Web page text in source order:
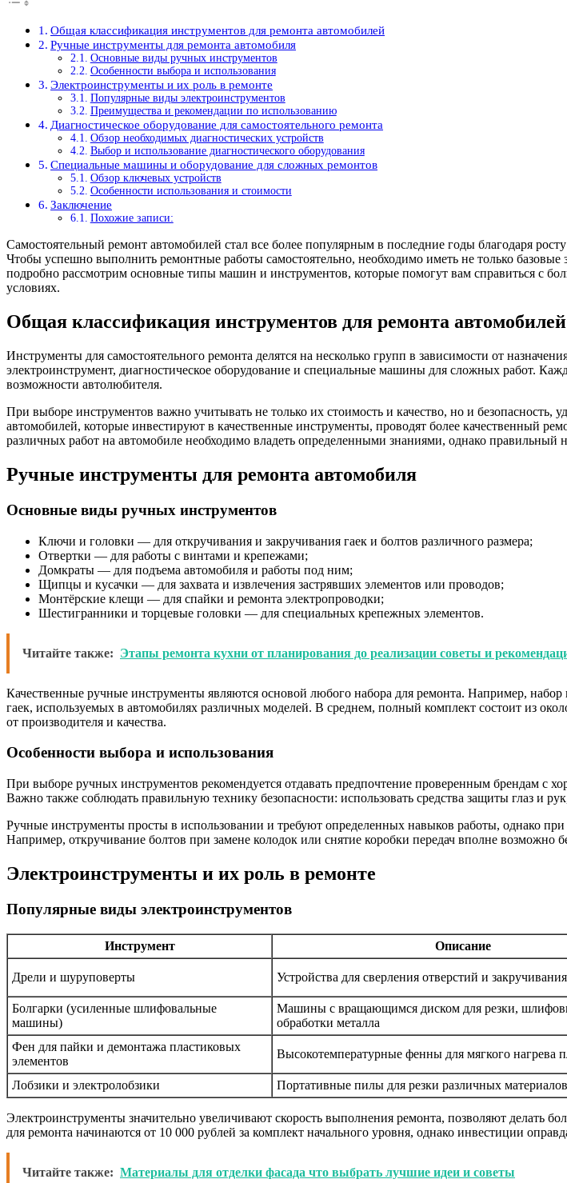
Общая классификация инструментов для ремонта автомобилей
Ручные инструменты для ремонта автомобиля
Основные виды ручных инструментов
Особенности выбора и использования
Электроинструменты и их роль в ремонте
Популярные виды электроинструментов
Преимущества и рекомендации по использованию
Диагностическое оборудование для самостоятельного ремонта
Обзор необходимых диагностических устройств
Выбор и использование диагностического оборудования
Специальные машины и оборудование для сложных ремонтов
Обзор ключевых устройств
Особенности использования и стоимости
Заключение
Похожие записи:
Самостоятельный ремонт автомобилей стал все более популярным в последние годы благодаря
Чтобы успешно выполнить ремонтные работы самостоятельно, необходимо иметь не только
подробно рассмотрим основные типы машин и инструментов, которые помогут вам справиться с
условиях.
Общая классификация инструментов для ремонта автомобилей
Инструменты для самостоятельного ремонта делятся на несколько групп в зависимости от
электроинструмент, диагностическое оборудование и специальные машины для сложных работ.
возможности автолюбителя.
При выборе инструментов важно учитывать не только их стоимость и качество, но и безопасность,
автомобилей, которые инвестируют в качественные инструменты, проводят более качественный
различных работ на автомобиле необходимо владеть определенными знаниями, однако правильный
Ручные инструменты для ремонта автомобиля
Основные виды ручных инструментов
Ключи и головки — для откручивания и закручивания гаек и болтов различного размера;
Отвертки — для работы с винтами и крепежами;
Домкраты — для подъема автомобиля и работы под ним;
Щипцы и кусачки — для захвата и извлечения застрявших элементов или проводов;
Монтёрские клещи — для спайки и ремонта электропроводки;
Шестигранники и торцевые головки — для специальных крепежных элементов.
Читайте также: Этапы ремонта кухни от планирования до реализации советы и
Качественные ручные инструменты являются основой любого набора для ремонта. Например,
гаек, используемых в автомобилях различных моделей. В среднем, полный комплект состоит из
от производителя и качества.
Особенности выбора и использования
При выборе ручных инструментов рекомендуется отдавать предпочтение проверенным брендам с
Важно также соблюдать правильную технику безопасности: использовать средства защиты глаз и
Ручные инструменты просты в использовании и требуют определенных навыков работы, однако
Например, откручивание болтов при замене колодок или снятие коробки передач вполне
Электроинструменты и их роль в ремонте
Популярные виды электроинструментов
Инструмент Описание
Дрели и шуруповерты Устройства для сверления отверстий и
Болгарки (усиленные шлифовальные
машины)
Машины с вращающимся диском для резки,
обработки металла
Фен для пайки и демонтажа пластиковых
элементов
Высокотемпературные фенны для мягкого нагрева
Лобзики и электролобзики
Портативные пилы для резки различных материалов
Электроинструменты значительно увеличивают скорость выполнения ремонта, позволяют делать
для ремонта начинаются от 10 000 рублей за комплект начального уровня, однако инвестиции
Читайте также: Материалы для отделки фасада что выбрать лучшие идеи и советы